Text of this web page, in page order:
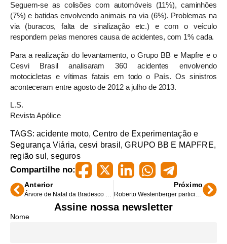
Seguem-se as colisões com automóveis (11%), caminhões
(7%) e batidas envolvendo animais na via (6%). Problemas na
via (buracos, falta de sinalização etc.) e com o veículo
respondem pelas menores causa de acidentes, com 1% cada.
Para a realização do levantamento, o Grupo BB e Mapfre e o
Cesvi Brasil analisaram 360 acidentes envolvendo
motocicletas e vítimas fatais em todo o País. Os sinistros
aconteceram entre agosto de 2012 a julho de 2013.
L.S.
Revista Apólice
TAGS: acidente moto,Centro de Experimentação e
Segurança Viária, cesvi brasil ,GRUPO BB E MAPFRE,
região sul ,seguros
Compartilhe no:
Anterior Próximo
Assine nossa newsletter
Nome